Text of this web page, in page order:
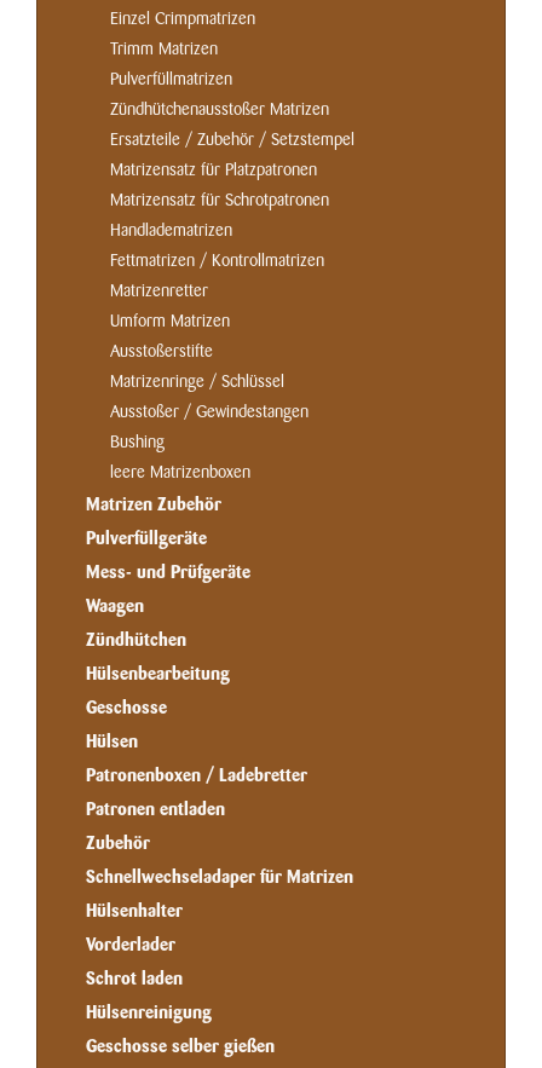
Einzel Crimpmatrizen
Trimm Matrizen
Pulverfüllmatrizen
Zündhütchenausstoßer Matrizen
Ersatzteile / Zubehör / Setzstempel
Matrizensatz für Platzpatronen
Matrizensatz für Schrotpatronen
Handladematrizen
Fettmatrizen / Kontrollmatrizen
Matrizenretter
Umform Matrizen
Ausstoßerstifte
Matrizenringe / Schlüssel
Ausstoßer / Gewindestangen
Bushing
leere Matrizenboxen
Matrizen Zubehör
Pulverfüllgeräte
Mess- und Prüfgeräte
Waagen
Zündhütchen
Hülsenbearbeitung
Geschosse
Hülsen
Patronenboxen / Ladebretter
Patronen entladen
Zubehör
Schnellwechseladaper für Matrizen
Hülsenhalter
Vorderlader
Schrot laden
Hülsenreinigung
Geschosse selber gießen